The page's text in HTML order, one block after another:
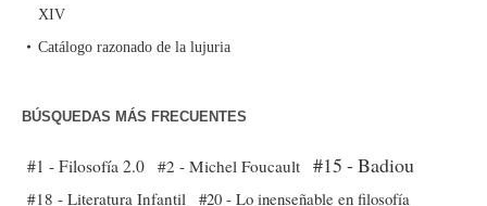
XIV
Catálogo razonado de la lujuria
BÚSQUEDAS MÁS FRECUENTES
#1 - Filosofía 2.0 #2 - Michel Foucault #15 - Badiou
#18 - Literatura Infantil #20 - Lo inenseñable en filosofía